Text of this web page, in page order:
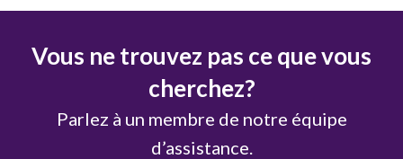
Vous ne trouvez pas ce que vous
cherchez?
Parlez à un membre de notre équipe
d’assistance.